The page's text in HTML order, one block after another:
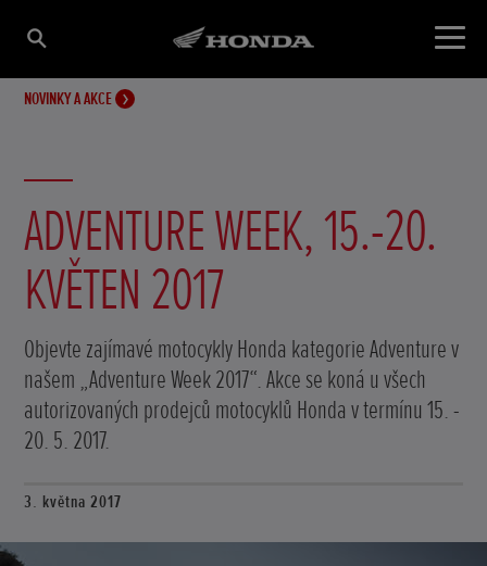
NOVINKY A AKCE
ADVENTURE WEEK, 15.-20.
KVĚTEN 2017
Objevte zajímavé motocykly Honda kategorie Adventure v
našem „Adventure Week 2017“. Akce se koná u všech
autorizovaných prodejců motocyklů Honda v termínu 15. -
20. 5. 2017.
3. května 2017